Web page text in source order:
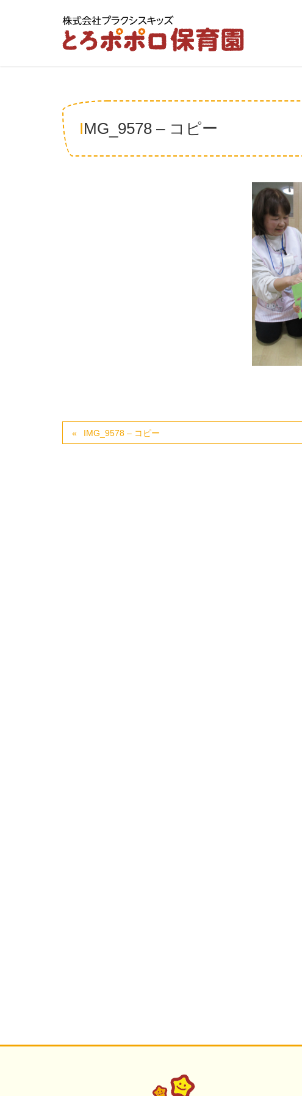
IMG_9578 – コピー
IMG_9578 – コピー